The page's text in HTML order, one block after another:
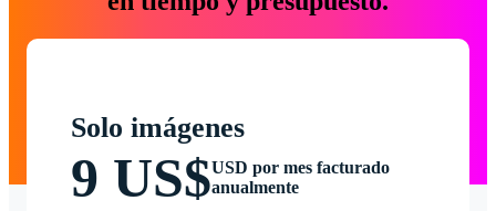
Solo imágenes
9 US$USD por mes facturado
anualmente